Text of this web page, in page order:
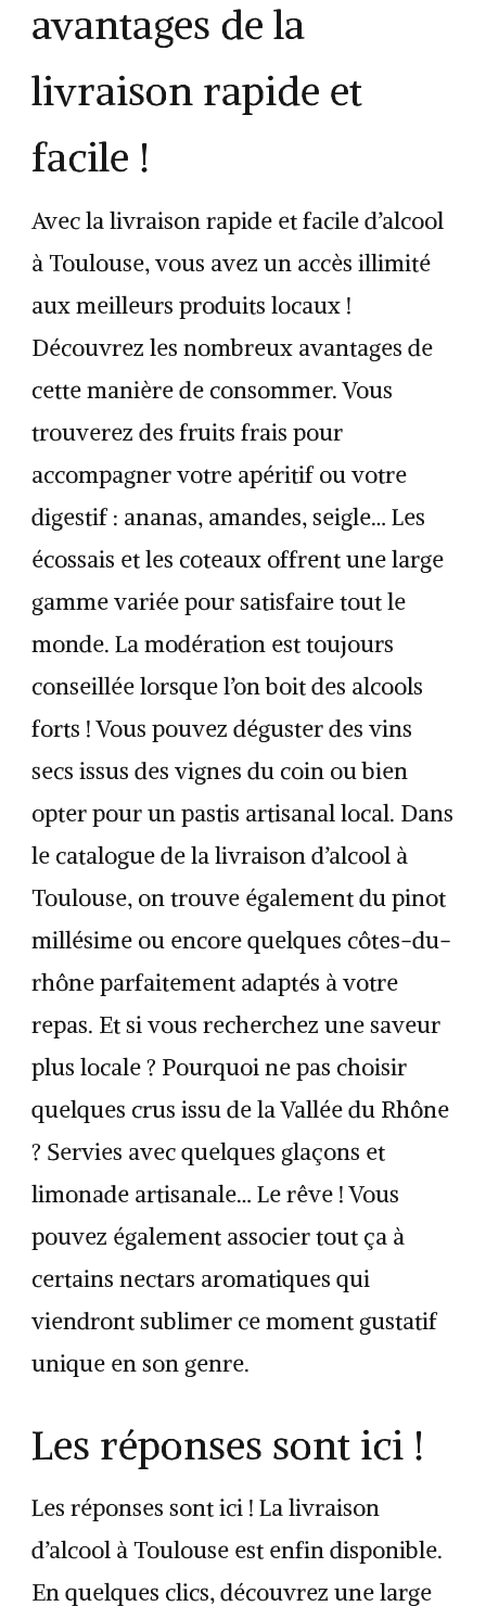
avantages de la
livraison rapide et
facile !
Avec la livraison rapide et facile d’alcool
à Toulouse, vous avez un accès illimité
aux meilleurs produits locaux !
Découvrez les nombreux avantages de
cette manière de consommer. Vous
trouverez des fruits frais pour
accompagner votre apéritif ou votre
digestif : ananas, amandes, seigle… Les
écossais et les coteaux offrent une large
gamme variée pour satisfaire tout le
monde. La modération est toujours
conseillée lorsque l’on boit des alcools
forts ! Vous pouvez déguster des vins
secs issus des vignes du coin ou bien
opter pour un pastis artisanal local. Dans
le catalogue de la livraison d’alcool à
Toulouse, on trouve également du pinot
millésime ou encore quelques côtes-du-
rhône parfaitement adaptés à votre
repas. Et si vous recherchez une saveur
plus locale ? Pourquoi ne pas choisir
quelques crus issu de la Vallée du Rhône
? Servies avec quelques glaçons et
limonade artisanale… Le rêve ! Vous
pouvez également associer tout ça à
certains nectars aromatiques qui
viendront sublimer ce moment gustatif
unique en son genre.
Les réponses sont ici !
Les réponses sont ici ! La livraison
d’alcool à Toulouse est enfin disponible.
En quelques clics, découvrez une large